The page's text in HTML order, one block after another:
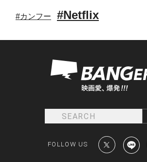
#カンフー #Netflix
FOLLOW US